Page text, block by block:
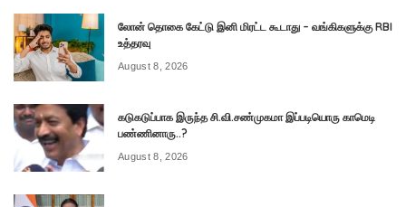
லோன் தொகை கேட்டு இனி மிரட்ட கூடாது – வங்கிகளுக்கு RBI
உத்தரவு
August 8, 2026
கடுகடுப்பாக இருந்த சி.வி.சண்முகமா இப்படியொரு காமெடி
பண்ணினாரு..?
August 8, 2026